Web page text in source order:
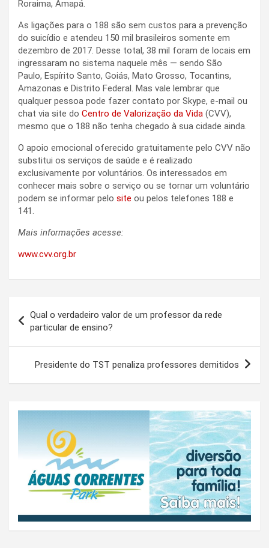
Roraima, Amapá.
As ligações para o 188 são sem custos para a prevenção
do suicídio e atendeu 150 mil brasileiros somente em
dezembro de 2017. Desse total, 38 mil foram de locais em
ingressaram no sistema naquele mês — sendo São
Paulo, Espírito Santo, Goiás, Mato Grosso, Tocantins,
Amazonas e Distrito Federal. Mas vale lembrar que
qualquer pessoa pode fazer contato por Skype, e-mail ou
chat via site do Centro de Valorização da Vida (CVV),
mesmo que o 188 não tenha chegado à sua cidade ainda.
O apoio emocional oferecido gratuitamente pelo CVV não
substitui os serviços de saúde e é realizado
exclusivamente por voluntários. Os interessados em
conhecer mais sobre o serviço ou se tornar um voluntário
podem se informar pelo site ou pelos telefones 188 e
141.
Mais informações acesse:
www.cvv.org.br
de
Post
Qual o verdadeiro valor de um professor da rede
particular de ensino?
Presidente do TST penaliza professores demitidos